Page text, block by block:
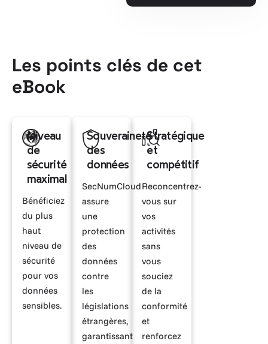
Les points clés de cet
eBook
Niveau
de
sécurité
maximal
Bénéficiez
du plus
haut
niveau de
sécurité
pour vos
données
sensibles.
Souveraineté
des
données
SecNumCloud
assure
une
protection
des
données
contre
les
législations
étrangères,
garantissant
Stratégique
et
compétitif
Reconcentrez-
vous sur
vos
activités
sans
vous
souciez
de la
conformité
et
renforcez